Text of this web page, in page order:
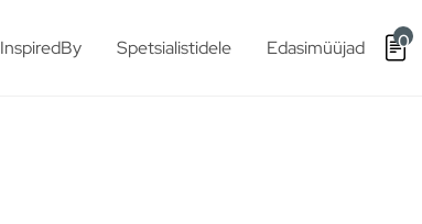
InspiredBy Spetsialistidele Edasimüüjad 0